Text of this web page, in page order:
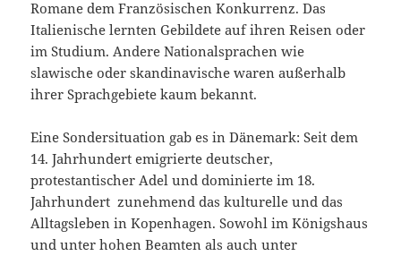
Romane dem Französischen Konkurrenz. Das
Italienische lernten Gebildete auf ihren Reisen oder
im Studium. Andere Nationalsprachen wie
slawische oder skandinavische waren außerhalb
ihrer Sprachgebiete kaum bekannt.
Eine Sondersituation gab es in Dänemark: Seit dem
14. Jahrhundert emigrierte deutscher,
protestantischer Adel und dominierte im 18.
Jahrhundert zunehmend das kulturelle und das
Alltagsleben in Kopenhagen. Sowohl im Königshaus
und unter hohen Beamten als auch unter